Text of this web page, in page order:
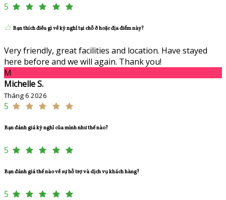
5
Bạn thích điều gì về kỳ nghỉ tại chỗ ở hoặc địa điểm này?
Very friendly, great facilities and location. Have stayed
here before and we will again. Thank you!
M
Michelle S.
Tháng 6 2026
5
Bạn đánh giá kỳ nghỉ của mình như thế nào?
5
Bạn đánh giá thế nào về sự hỗ trợ và dịch vụ khách hàng?
5